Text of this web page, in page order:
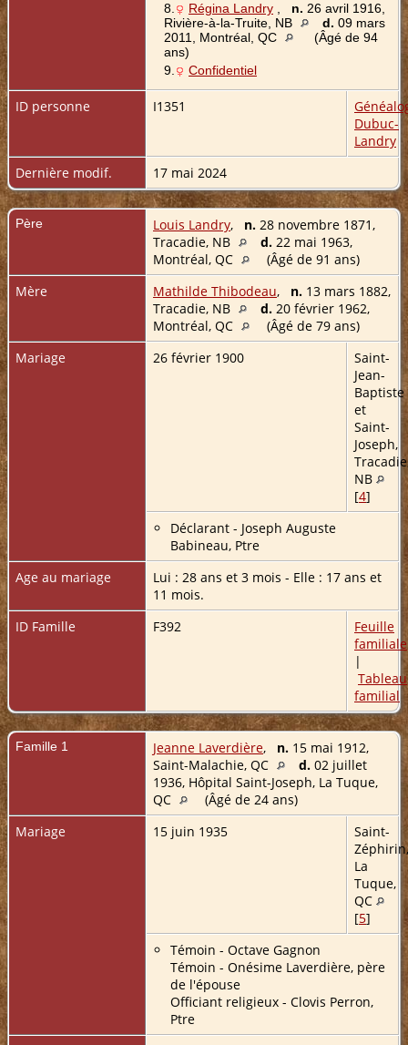
8.
Régina Landry n. 26 avril 1916,
Rivière-à-la-Truite, NB
d. 09 mars
2011, Montréal, QC
(Âgé de 94
ans)
9.
Confidentiel
ID personne I1351
Dubuc-
Landry
Dernière modif.
17 mai 2024
Père Louis Landry, n. 28 novembre 1871,
Tracadie, NB
d. 22 mai 1963,
Montréal, QC
(Âgé de 91 ans)
Mère
Mathilde Thibodeau, n. 13 mars 1882,
Tracadie, NB
d. 20 février 1962,
Montréal, QC
(Âgé de 79 ans)
Mariage
26 février 1900
Saint-
Jean-
Baptiste
et
Saint-
Joseph,
NB
[4]
Déclarant - Joseph Auguste
Babineau, Ptre
Age au mariage
Lui : 28 ans et 3 mois - Elle : 17 ans et
11 mois.
ID Famille
F392
Feuille
familiale
|
Tableau
familial
Famille 1 Jeanne Laverdière, n. 15 mai 1912,
Saint-Malachie, QC
d. 02 juillet
1936, Hôpital Saint-Joseph, La Tuque,
QC
(Âgé de 24 ans)
Mariage
15 juin 1935
Saint-
Zéphirin,
La
Tuque,
QC
[5]
Témoin - Octave Gagnon
Témoin - Onésime Laverdière, père
de l'épouse
Officiant religieux - Clovis Perron,
Ptre